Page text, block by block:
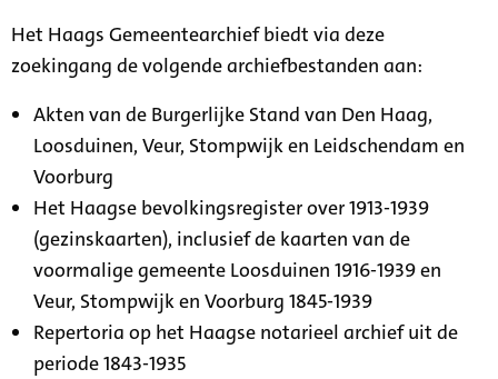
Het Haags Gemeentearchief biedt via deze
zoekingang de volgende archiefbestanden aan:
Akten van de Burgerlijke Stand van Den Haag,
Loosduinen, Veur, Stompwijk en Leidschendam en
Voorburg
Het Haagse bevolkingsregister over 1913-1939
(gezinskaarten), inclusief de kaarten van de
voormalige gemeente Loosduinen 1916-1939 en
Veur, Stompwijk en Voorburg 1845-1939
Repertoria op het Haagse notarieel archief uit de
periode 1843-1935